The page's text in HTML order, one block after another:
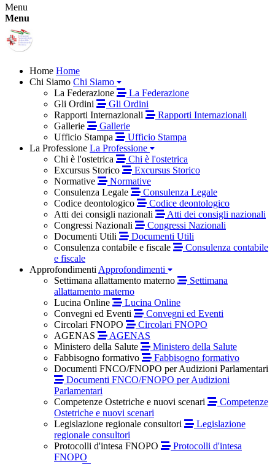
Menu
Menu
Home Home
Chi Siamo Chi Siamo
La Federazione
La Federazione
Gli Ordini
Gli Ordini
Rapporti Internazionali
Rapporti Internazionali
Gallerie
Gallerie
Ufficio Stampa
Ufficio Stampa
La Professione La Professione
Chi è l'ostetrica
Chi è l'ostetrica
Excursus Storico
Excursus Storico
Normative
Normative
Consulenza Legale
Consulenza Legale
Codice deontologico
Codice deontologico
Atti dei consigli nazionali
Atti dei consigli nazionali
Congressi Nazionali
Congressi Nazionali
Documenti Utili
Documenti Utili
Consulenza contabile e fiscale
Consulenza contabile
e fiscale
Approfondimenti Approfondimenti
Settimana allattamento materno
Settimana
allattamento materno
Lucina Online
Lucina Online
Convegni ed Eventi
Convegni ed Eventi
Circolari FNOPO
Circolari FNOPO
AGENAS
AGENAS
Ministero della Salute
Ministero della Salute
Fabbisogno formativo
Fabbisogno formativo
Documenti FNCO/FNOPO per Audizioni Parlamentari
Documenti FNCO/FNOPO per Audizioni
Parlamentari
Competenze Ostetriche e nuovi scenari
Competenze
Ostetriche e nuovi scenari
Legislazione regionale consultori
Legislazione
regionale consultori
Protocolli d'intesa FNOPO
Protocolli d'intesa
FNOPO